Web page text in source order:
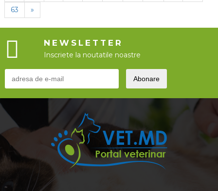
63
»
NEWSLETTER
Inscriete la noutatile noastre